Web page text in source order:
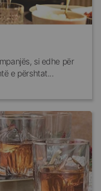
si edhe për
e përshtat...